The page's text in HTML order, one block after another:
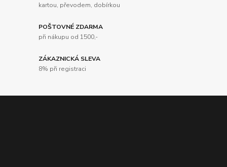
kartou, převodem, dobírkou
POŠTOVNÉ ZDARMA
při nákupu od 1500,-
ZÁKAZNICKÁ SLEVA
8% při registraci